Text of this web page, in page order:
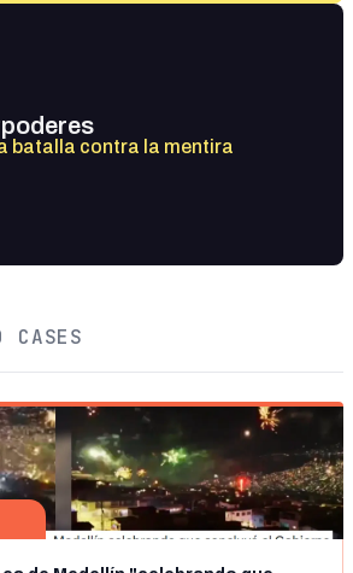
batalla contra la mentira
CASES